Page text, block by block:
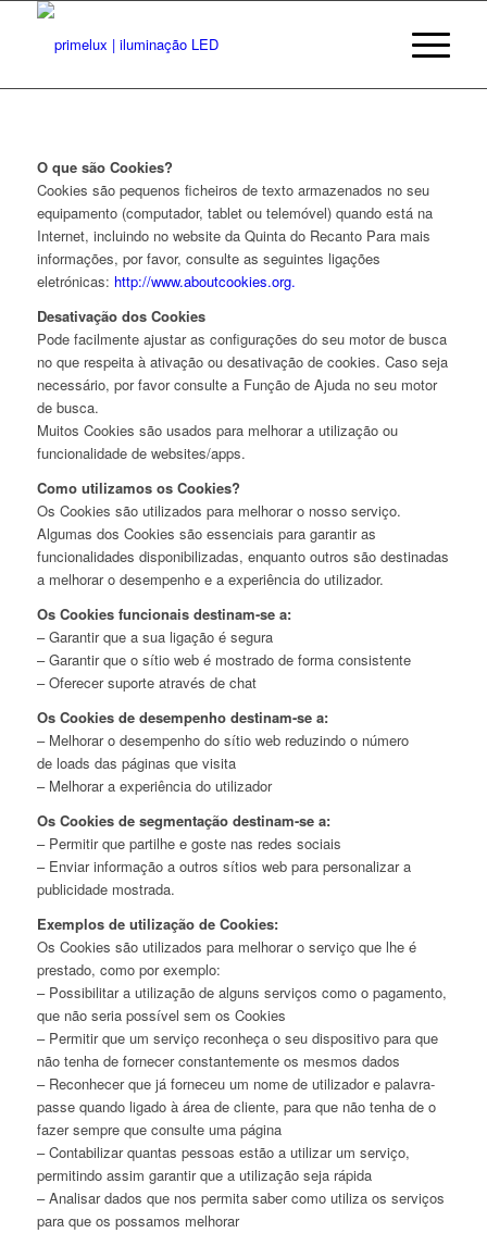
O que são Cookies?
Cookies são pequenos ficheiros de texto armazenados no seu
equipamento (computador, tablet ou telemóvel) quando está na
Internet, incluindo no website da Quinta do Recanto Para mais
informações, por favor, consulte as seguintes ligações
eletrónicas: http://www.aboutcookies.org.
Desativação dos Cookies
Pode facilmente ajustar as configurações do seu motor de busca
no que respeita à ativação ou desativação de cookies. Caso seja
necessário, por favor consulte a Função de Ajuda no seu motor
de busca.
Muitos Cookies são usados para melhorar a utilização ou
funcionalidade de websites/apps.
Como utilizamos os Cookies?
Os Cookies são utilizados para melhorar o nosso serviço.
Algumas dos Cookies são essenciais para garantir as
funcionalidades disponibilizadas, enquanto outros são destinadas
a melhorar o desempenho e a experiência do utilizador.
Os Cookies funcionais destinam-se a:
– Garantir que a sua ligação é segura
– Garantir que o sítio web é mostrado de forma consistente
– Oferecer suporte através de chat
Os Cookies de desempenho destinam-se a:
– Melhorar o desempenho do sítio web reduzindo o número
de loads das páginas que visita
– Melhorar a experiência do utilizador
Os Cookies de segmentação destinam-se a:
– Permitir que partilhe e goste nas redes sociais
– Enviar informação a outros sítios web para personalizar a
publicidade mostrada.
Exemplos de utilização de Cookies:
Os Cookies são utilizados para melhorar o serviço que lhe é
prestado, como por exemplo:
– Possibilitar a utilização de alguns serviços como o pagamento,
que não seria possível sem os Cookies
– Permitir que um serviço reconheça o seu dispositivo para que
não tenha de fornecer constantemente os mesmos dados
– Reconhecer que já forneceu um nome de utilizador e palavra-
passe quando ligado à área de cliente, para que não tenha de o
fazer sempre que consulte uma página
– Contabilizar quantas pessoas estão a utilizar um serviço,
permitindo assim garantir que a utilização seja rápida
– Analisar dados que nos permita saber como utiliza os serviços
para que os possamos melhorar